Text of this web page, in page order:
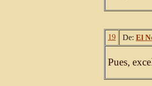
19 De: El
Pues,